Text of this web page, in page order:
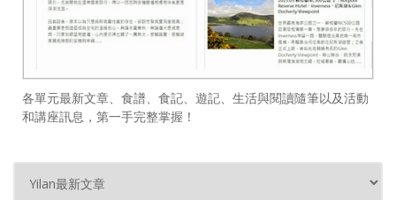
各單元最新文章、食譜、食記、遊記、生活與閱讀隨筆以及活動
和講座訊息，第一手完整掌握！